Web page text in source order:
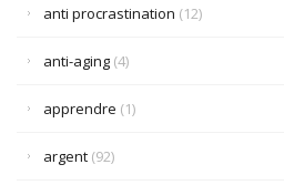
anti procrastination (12)
anti-aging (4)
apprendre (1)
argent (92)